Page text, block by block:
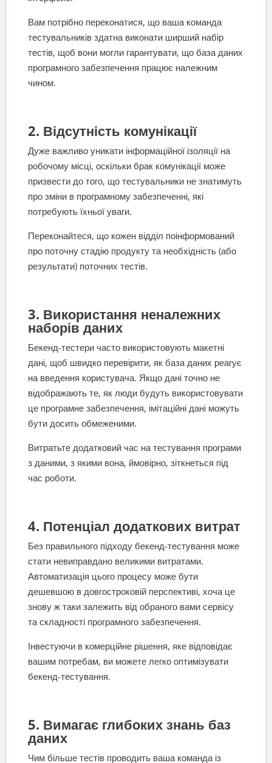
Вам потрібно переконатися, що ваша команда
тестувальників здатна виконати ширший набір
тестів, щоб вони могли гарантувати, що база даних
програмного забезпечення працює належним
чином.
2. Відсутність комунікації
Дуже важливо уникати інформаційної ізоляції на
робочому місці, оскільки брак комунікації може
призвести до того, що тестувальники не знатимуть
про зміни в програмному забезпеченні, які
потребують їхньої уваги.
Переконайтеся, що кожен відділ поінформований
про поточну стадію продукту та необхідність (або
результати) поточних тестів.
3. Використання неналежних
наборів даних
Бекенд-тестери часто використовують макетні
дані, щоб швидко перевірити, як база даних реагує
на введення користувача. Якщо дані точно не
відображають те, як люди будуть використовувати
це програмне забезпечення, імітаційні дані можуть
бути досить обмеженими.
Витратьте додатковий час на тестування програми
з даними, з якими вона, ймовірно, зіткнеться під
час роботи.
4. Потенціал додаткових витрат
Без правильного підходу бекенд-тестування може
стати невиправдано великими витратами.
Автоматизація цього процесу може бути
дешевшою в довгостроковій перспективі, хоча це
знову ж таки залежить від обраного вами сервісу
та складності програмного забезпечення.
Інвестуючи в комерційне рішення, яке відповідає
вашим потребам, ви можете легко оптимізувати
бекенд-тестування.
5. Вимагає глибоких знань баз
даних
Чим більше тестів проводить ваша команда із